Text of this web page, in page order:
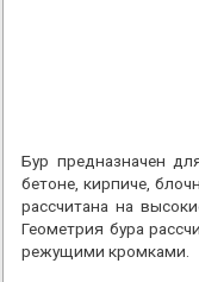
Бур предназначен
бетоне, кирпиче,
рассчитана на
Геометрия бура
режущими кромками.